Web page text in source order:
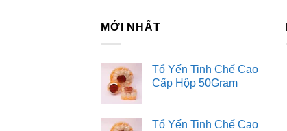
MỚI NHẤT
Tổ Yến Tinh Chế Cao
Cấp Hộp 50Gram
Tổ Yến Tinh Chế Cao